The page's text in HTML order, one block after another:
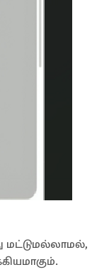
மட்டுமல்லாமல்,